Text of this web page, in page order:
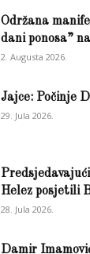
Održana
dani ponosa”
2. Augusta 2026.
Jajce: Počinje
29. Jula 2026.
Helez posjetili
28. Jula 2026.
Damir